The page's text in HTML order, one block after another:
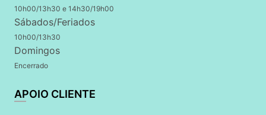
10h00/13h30 e 14h30/19h00
Sábados/Feriados
10h00/13h30
Domingos
Encerrado
APOIO CLIENTE